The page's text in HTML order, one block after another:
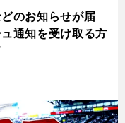
のお知らせが届
通知を受け取る方